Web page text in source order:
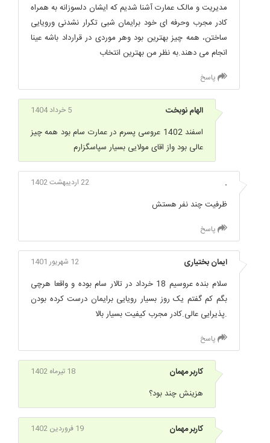
مدیریت و مالک عمارت آشنا شدیم که ایشان دلسوزانه به همراه
کادر مجرب وحرفه ای خود برایمان شبی تکرار نشدنی ورویایی
ساختن، همه چیز بهترین بود وهر موردی در قرارداد باشه عینا
انجام می دهند.به نظر من بهترین انتخاب
پاسخ
الهام نوبخت 5 خرداد 1404
اسفند 1402 عروسی پسرم در عمارت سام بود همه چیز
عالی بود واز اقای مولایی بسیار سپاسگزارم
. 22 اردیبهشت 1402
ظرفیت چند نفر هستش
پاسخ
ایمان بختیاری 12 شهریور 1401
سلام بنده عروسیم 18 خرداد در تالار سام بوده و واقعا هرچی
بگم کم گفتم یک روز بسیار رویایی برایمان درست کرده بودن
.پذیرایی عالی.کادر مجرب کیفیت بسیار بالا
پاسخ
کاربر مهمان 18 تیرماه 1402
هزینش چند بود؟
کاربر مهمان 19 فروردین 1402